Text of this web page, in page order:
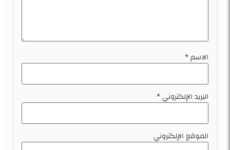
الاسم*
البريد الإلكتروني*
الموقع الإلكتروني